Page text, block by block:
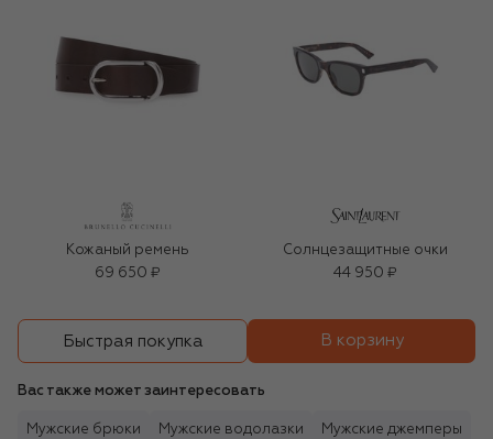
Кожаный ремень
69 650 ₽
Солнцезащитные очки
44 950 ₽
Быстрая покупка В корзину
Вас также может заинтересовать
Мужские брюки Мужские водолазки Мужские джемперы